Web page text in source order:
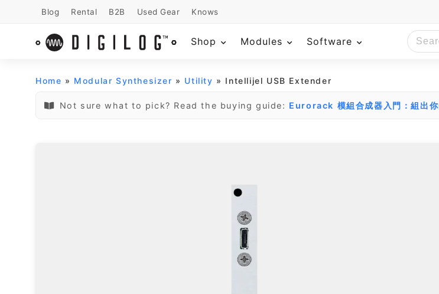
Blog Rental B2B Used Gear Knows
Shop Modules Software
Home » Modular Synthesizer » Utility » Intellijel USB Extender
Not sure what to pick? Read the buying guide: Eurorack 模組合成器入門：組出你